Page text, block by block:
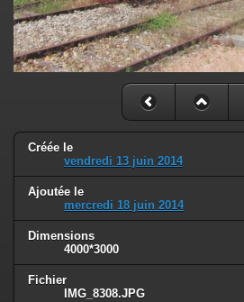
Créée le
vendredi 13 juin 2014
Ajoutée le
mercredi 18 juin 2014
Dimensions
4000*3000
Fichier
IMG_8308.JPG